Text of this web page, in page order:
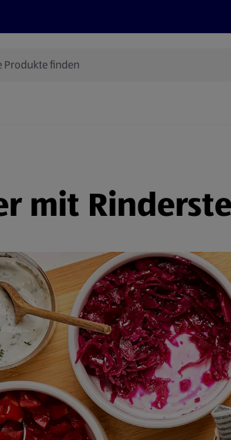
mit